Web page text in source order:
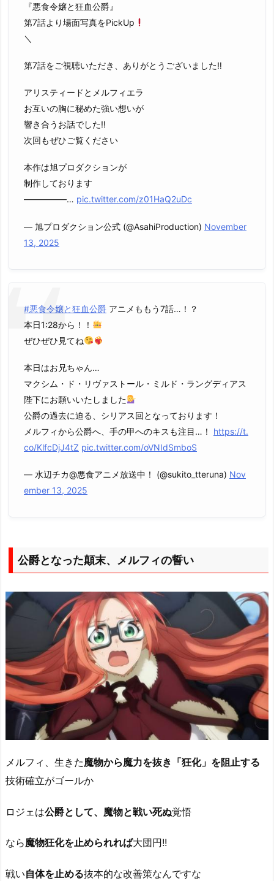
『悪食令嬢と狂血公爵』
第7話より場面写真をPickUp
＼
第7話をご視聴いただき、ありがとうございました‼
アリスティードとメルフィエラ
お互いの胸に秘めた強い想いが
響き合うお話でした‼
次回もぜひご覧ください
本作は旭プロダクションが
制作しております
—————… pic.twitter.com/z01HaQ2uDc
— 旭プロダクション公式 (@AsahiProduction) November
13, 2025
#悪食令嬢と狂血公爵 アニメももう7話…！？
本日1:28から！！
ぜひぜひ見てね
本日はお兄ちゃん…
マクシム・ド・リヴァストール・ミルド・ラングディアス
陛下にお願いいたしました
公爵の過去に迫る、シリアス回となっております！
メルフィから公爵へ、手の甲へのキスも注目…！ https://t.
co/KlfcDjJ4tZ pic.twitter.com/oVNIdSmboS
— 水辺チカ@悪食アニメ放送中！ (@sukito_tteruna) Nov
ember 13, 2025
公爵となった顛末、メルフィの誓い
メルフィ、生きた魔物から魔力を抜き「狂化」を阻止する
技術確立がゴールか
ロジェは公爵として、魔物と戦い死ぬ覚悟
なら魔物狂化を止められれば大団円!!
戦い自体を止める抜本的な改善策なんですな